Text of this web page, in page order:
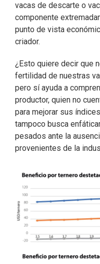
vacas de descarte o
componente
punto de vista
criador.
¿Esto quiere decir que
fertilidad de nuestras
pero sí ayuda a
productor, quien no
para mejorar sus
tampoco busca
pesados ante la
provenientes de la